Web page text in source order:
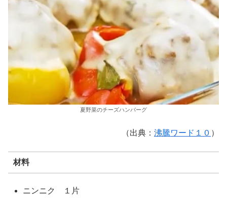
夏野菜のチーズハンバーグ
（出典： 沸騰ワード１０ ）
材料
ニンニク １片